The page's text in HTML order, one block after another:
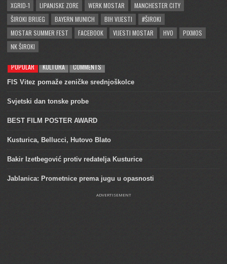
XGRID-1
LIPANJSKE ZORE WERK MOSTAR
MANCHESTER CITY
ŠIROKI BRIJEG
BAYERN MUNICH BIH VIJESTI
#ŠIROKI
MOSTAR SUMMER FEST
FACEBOOK VIJESTI MOSTAR HVO
PIXMOS
NK ŠIROKI
POPULAR KULTURA COMMENTS
FIS Vitez pomaže zeničke srednjoškolce
Svjetski dan tonske probe
BEST FILM POSTER AWARD
Kusturica, Bellucci, Hutovo Blato
Bakir Izetbegović protiv redatelja Kusturice
Jablanica: Prometnice prema jugu u opasnosti
ADVERTISEMENT